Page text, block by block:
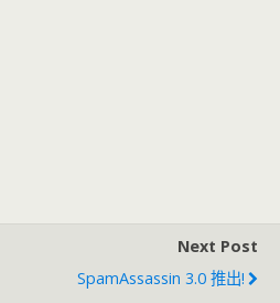
Next Post
SpamAssassin 3.0 推出!